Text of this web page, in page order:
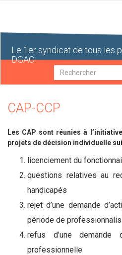
Le 1er syndicat de tous les
DGAC
Recherche
CAP-CCP
Les CAP sont réunies à
projets de décision individuelle
licenciement du
questions relatives au
handicapés
rejet d’une demande
période de
refus d’une
professionnelle